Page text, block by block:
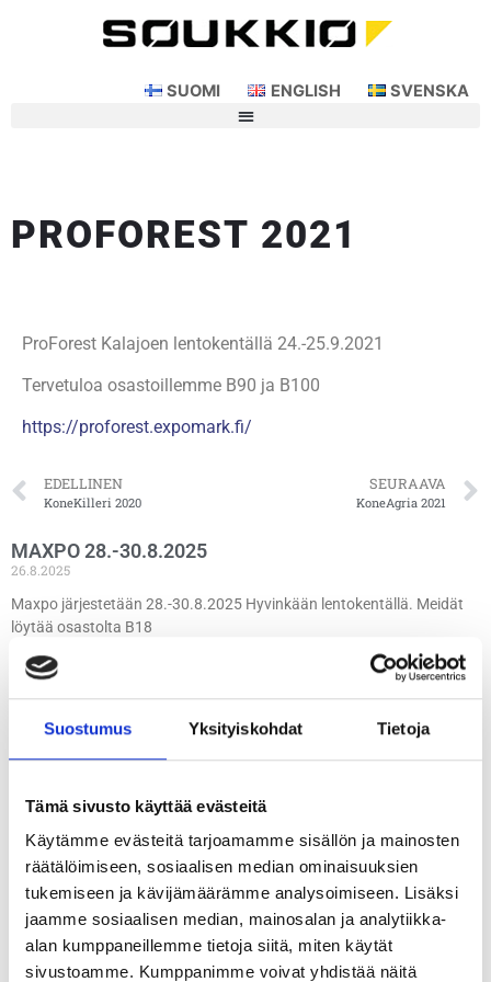
Suostumus Yksityiskohdat Tietoja
Tämä sivusto käyttää evästeitä
Käytämme evästeitä tarjoamamme sisällön ja mainosten
räätälöimiseen, sosiaalisen median ominaisuuksien
tukemiseen ja kävijämäärämme analysoimiseen. Lisäksi
jaamme sosiaalisen median, mainosalan ja analytiikka-
alan kumppaneillemme tietoja siitä, miten käytät
sivustoamme. Kumppanimme voivat yhdistää näitä
SUOMI ENGLISH SVENSKA
PROFOREST 2021
ProForest Kalajoen lentokentällä 24.-25.9.2021
Tervetuloa osastoillemme B90 ja B100
https://proforest.expomark.fi/
EDELLINEN
KoneKilleri 2020
SEURAAVA
KoneAgria 2021
MAXPO 28.-30.8.2025
26.8.2025
Maxpo järjestetään 28.-30.8.2025 Hyvinkään lentokentällä. Meidät
löytää osastolta B18
Lue lisää »
LEPAA 2025
U7. Katso lisää tapahtumasta:
Lue lisää »
Maxpo 31.8.-2.9.2023
10.8.2023
Maxpo järjestetään Hyvinkään lentokentällä 31.8. – 2.9.2023. Tule
poikkeamaan osastollamme B134! Nähdään messuilla! Lisätietoja: